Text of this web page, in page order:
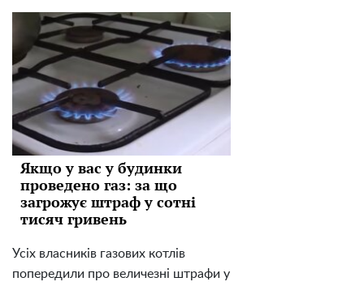
Якщо у вас у будинки
проведено газ: за що
загрожує штраф у сотні
тисяч гривень
Усіх власників газових котлів
попередили про величезні штрафи у